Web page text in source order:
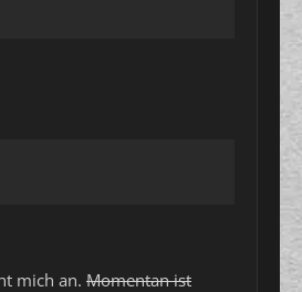
mich an. Momentan ist